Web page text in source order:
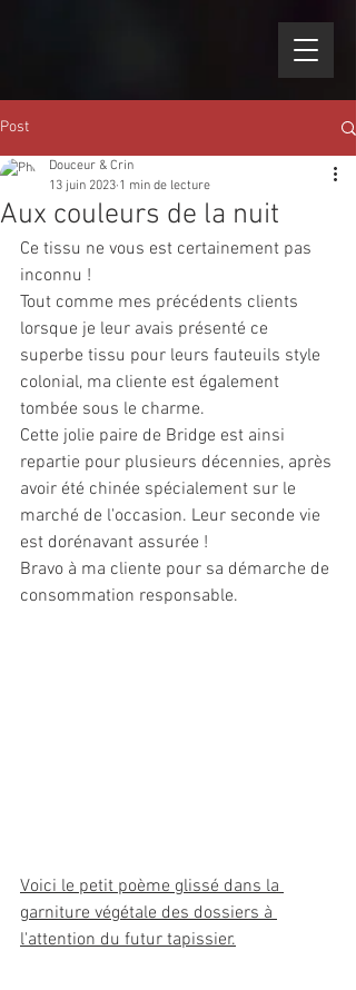
Post
Aux couleurs de la nuit
Douceur & Crin
13 juin 2023 1 min de lecture
Ce tissu ne vous est certainement pas
inconnu !
Tout comme mes précédents clients
lorsque je leur avais présenté ce
superbe tissu pour leurs fauteuils style
colonial, ma cliente est également
tombée sous le charme.
Cette jolie paire de Bridge est ainsi
repartie pour plusieurs décennies, après
avoir été chinée spécialement sur le
marché de l'occasion. Leur seconde vie
est dorénavant assurée !
Bravo à ma cliente pour sa démarche de
consommation responsable.
Voici le petit poème glissé dans la
garniture végétale des dossiers à
l'attention du futur tapissier.